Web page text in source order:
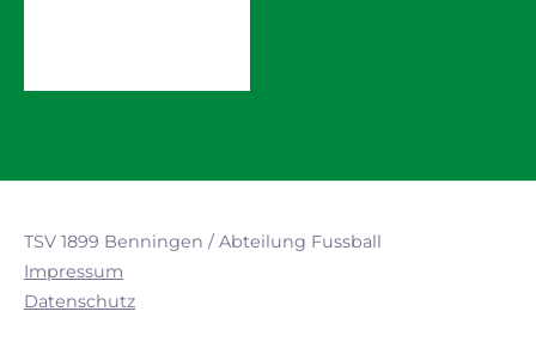
TSV 1899 Benningen / Abteilung Fussball
Impressum
Datenschutz